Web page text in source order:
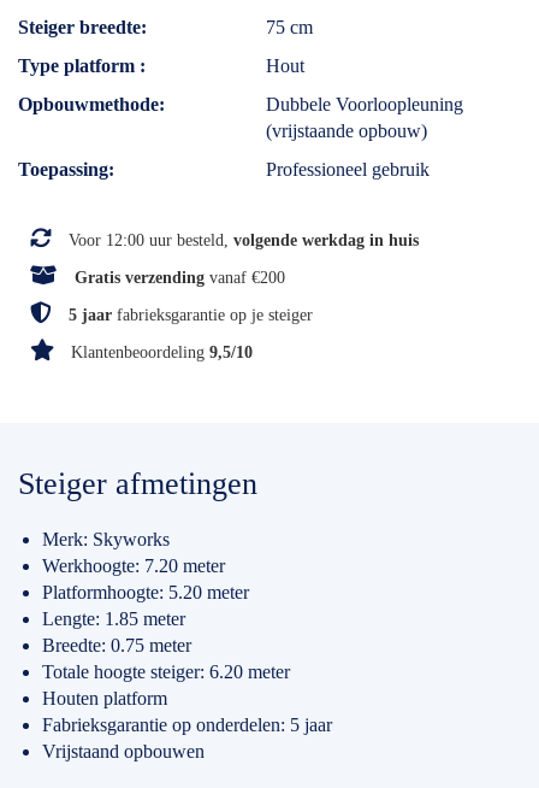
Steiger breedte
75 cm
Type platform
Hout
Opbouwmethode
Dubbele Voorloopleuning
(vrijstaande opbouw)
Toepassing
Professioneel gebruik
Voor 12:00 uur besteld, volgende werkdag in huis
Gratis verzending vanaf €200
5 jaar fabrieksgarantie op je steiger
Klantenbeoordeling 9,5/10
Steiger afmetingen
Merk: Skyworks
Werkhoogte: 7.20 meter
Platformhoogte: 5.20 meter
Lengte: 1.85 meter
Breedte: 0.75 meter
Totale hoogte steiger: 6.20 meter
Houten platform
Fabrieksgarantie op onderdelen: 5 jaar
Vrijstaand opbouwen